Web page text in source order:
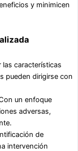
y minimicen
las características
pueden dirigirse con
un enfoque
adversas,
de
intervención